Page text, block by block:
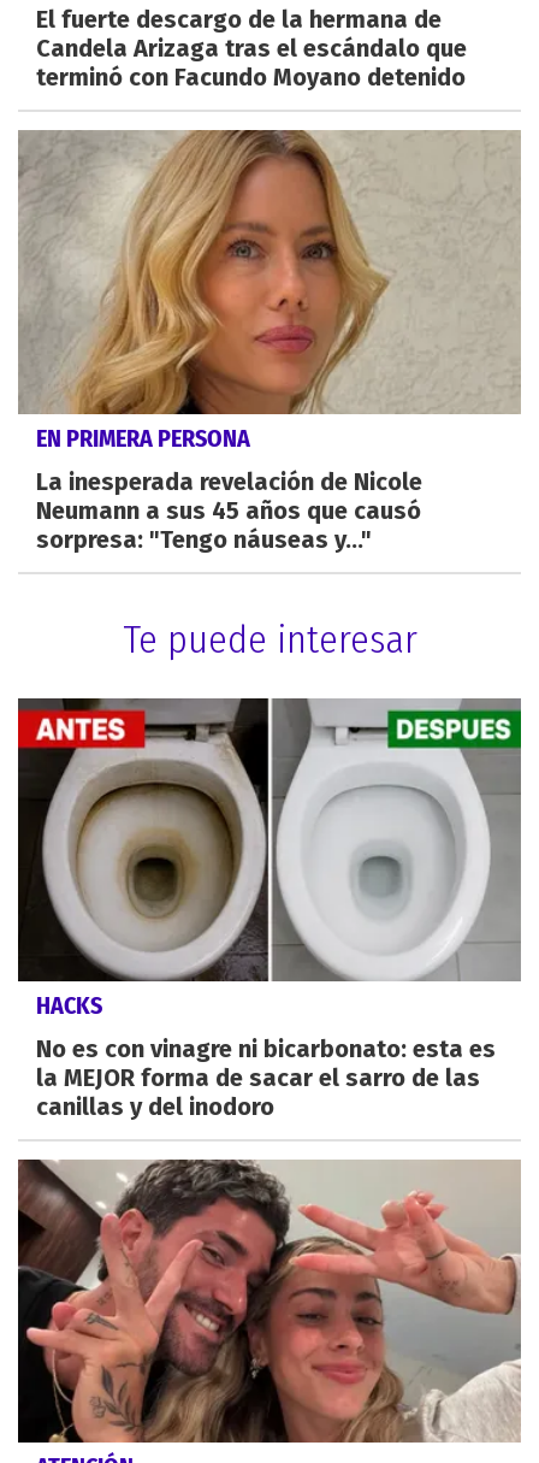
El fuerte descargo de la hermana de
Candela Arizaga tras el escándalo que
terminó con Facundo Moyano detenido
EN PRIMERA PERSONA
La inesperada revelación de Nicole
Neumann a sus 45 años que causó
sorpresa: "Tengo náuseas y..."
Te puede interesar
HACKS
No es con vinagre ni bicarbonato: esta es
la MEJOR forma de sacar el sarro de las
canillas y del inodoro